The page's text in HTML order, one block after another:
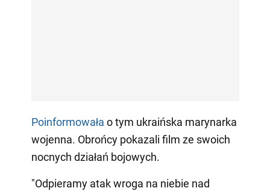
Poinformowała o tym ukraińska marynarka
wojenna. Obrońcy pokazali film ze swoich
nocnych działań bojowych.
"Odpieramy atak wroga na niebie nad